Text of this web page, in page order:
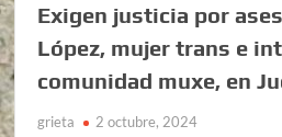
Exigen justicia por
López, mujer trans e
comunidad muxe, en
grieta 2 octubre, 2024